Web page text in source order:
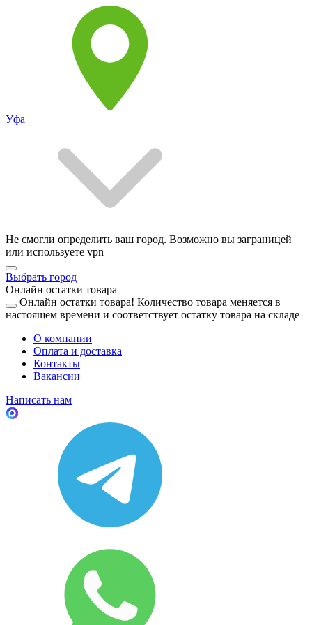
Уфа
Не смогли определить ваш город. Возможно вы заграницей
или используете vpn
Выбрать город
Онлайн остатки товара
Онлайн остатки товара! Количество товара меняется в
настоящем времени и соответствует остатку товара на складе
О компании
Оплата и доставка
Контакты
Вакансии
Написать нам